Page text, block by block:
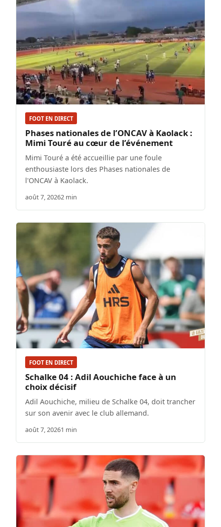
FOOT EN DIRECT
Phases nationales de l’ONCAV à Kaolack :
Mimi Touré au cœur de l’événement
Mimi Touré a été accueillie par une foule
enthousiaste lors des Phases nationales de
l'ONCAV à Kaolack.
août 7, 20262 min
FOOT EN DIRECT
Schalke 04 : Adil Aouchiche face à un
choix décisif
Adil Aouchiche, milieu de Schalke 04, doit trancher
sur son avenir avec le club allemand.
août 7, 20261 min